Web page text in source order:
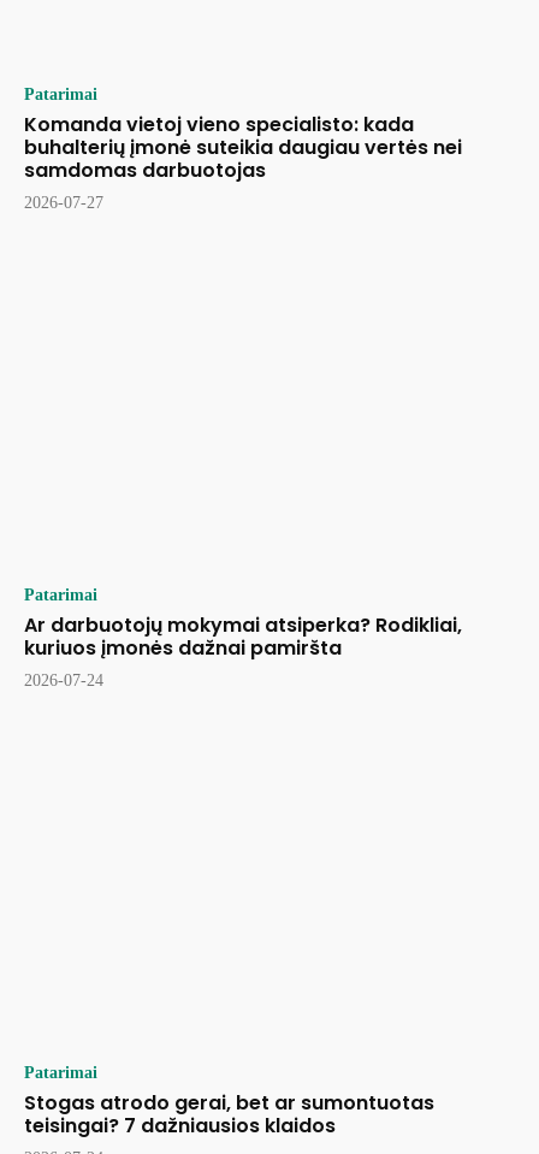
Patarimai
Komanda vietoj vieno specialisto: kada
buhalterių įmonė suteikia daugiau vertės nei
samdomas darbuotojas
2026-07-27
Patarimai
Ar darbuotojų mokymai atsiperka? Rodikliai,
kuriuos įmonės dažnai pamiršta
2026-07-24
Patarimai
Stogas atrodo gerai, bet ar sumontuotas
teisingai? 7 dažniausios klaidos